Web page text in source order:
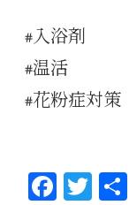
#入浴剤
#温活
#花粉症対策
Fa T